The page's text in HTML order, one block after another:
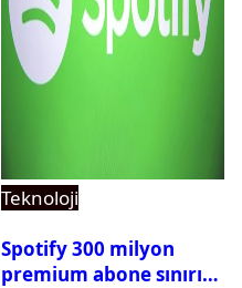
Teknoloji
Spotify 300 milyon
premium abone sınırını